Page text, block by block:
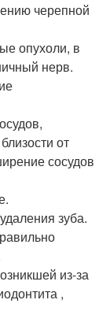
черепной
опухоли, в
нерв.
от
сосудов
зуба.
из-за
,